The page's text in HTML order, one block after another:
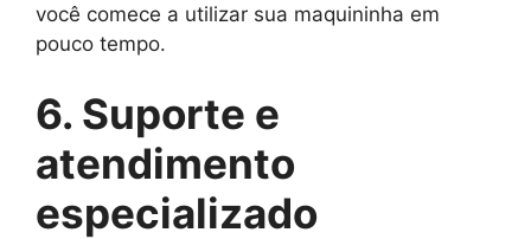
você comece a utilizar sua maquininha em
pouco tempo.
6. Suporte e
atendimento
especializado